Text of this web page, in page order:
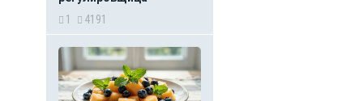
1
4191